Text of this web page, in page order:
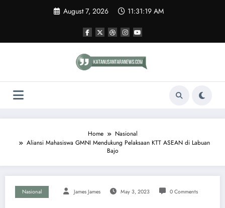
August 7, 2026 11:31:20 AM
Home
Nasional
Aliansi Mahasiswa GMNI Mendukung Pelaksaan KTT ASEAN di Labuan
Bajo
Nasional James James May 3, 2023 0 Comments